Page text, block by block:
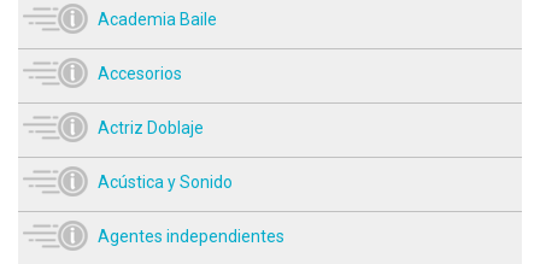
Academia Baile
Accesorios
Actriz Doblaje
Acústica y Sonido
Agentes independientes